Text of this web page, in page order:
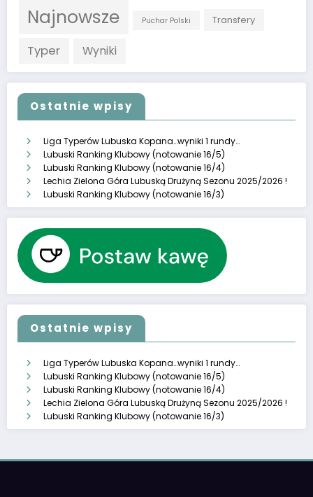
Najnowsze Puchar Polski Transfery
Typer Wyniki
Ostatnie wpisy
Liga Typerów Lubuska Kopana…wyniki 1 rundy…
Lubuski Ranking Klubowy (notowanie 16/5)
Lubuski Ranking Klubowy (notowanie 16/4)
Lechia Zielona Góra Lubuską Drużyną Sezonu 2025/2026 !
Lubuski Ranking Klubowy (notowanie 16/3)
Ostatnie wpisy
Liga Typerów Lubuska Kopana…wyniki 1 rundy…
Lubuski Ranking Klubowy (notowanie 16/5)
Lubuski Ranking Klubowy (notowanie 16/4)
Lechia Zielona Góra Lubuską Drużyną Sezonu 2025/2026 !
Lubuski Ranking Klubowy (notowanie 16/3)